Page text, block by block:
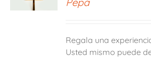
Regala una
Usted mismo puede